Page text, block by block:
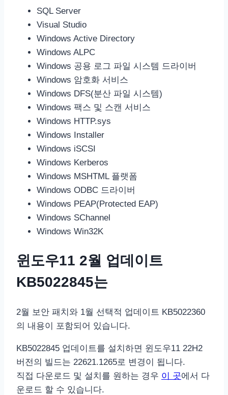
SQL Server
Visual Studio
Windows Active Directory
Windows ALPC
Windows 공용 로그 파일 시스템 드라이버
Windows 암호화 서비스
Windows DFS(분산 파일 시스템)
Windows 팩스 및 스캔 서비스
Windows HTTP.sys
Windows Installer
Windows iSCSI
Windows Kerberos
Windows MSHTML 플랫폼
Windows ODBC 드라이버
Windows PEAP(Protected EAP)
Windows SChannel
Windows Win32K
윈도우11 2월 업데이트
KB5022845는
2월 보안 패치와 1월 선택적 업데이트 KB5022360
의 내용이 포함되어 있습니다.
KB5022845 업데이트를 설치하면 윈도우11 22H2
버전의 빌드는 22621.1265로 변경이 됩니다.
직접 다운로드 및 설치를 원하는 경우 이 곳에서 다
운로드 할 수 있습니다.